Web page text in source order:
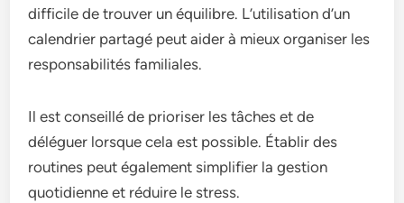
difficile de trouver un équilibre. L’utilisation d’un
calendrier partagé peut aider à mieux organiser les
responsabilités familiales.
Il est conseillé de prioriser les tâches et de
déléguer lorsque cela est possible. Établir des
routines peut également simplifier la gestion
quotidienne et réduire le stress.